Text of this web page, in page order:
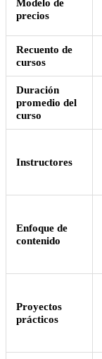
Modelo de
precios
Recuento de
cursos
Duración
promedio del
curso
Instructores
Enfoque de
contenido
Proyectos
prácticos